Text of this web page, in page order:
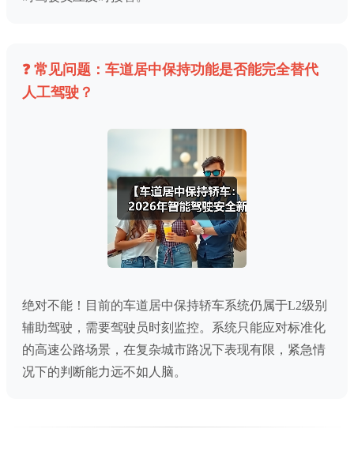
❓ 常见问题：车道居中保持功能是否能完全替代
人工驾驶？
绝对不能！目前的车道居中保持轿车系统仍属于L2级别
辅助驾驶，需要驾驶员时刻监控。系统只能应对标准化
的高速公路场景，在复杂城市路况下表现有限，紧急情
况下的判断能力远不如人脑。